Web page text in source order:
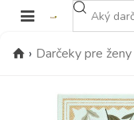
› Darčeky pre ženy